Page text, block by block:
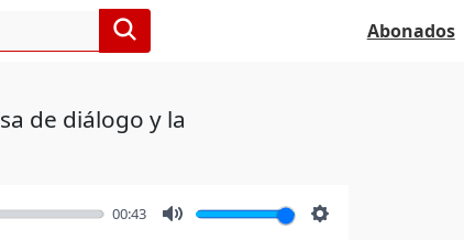
Abonados
de diálogo y la
00:43